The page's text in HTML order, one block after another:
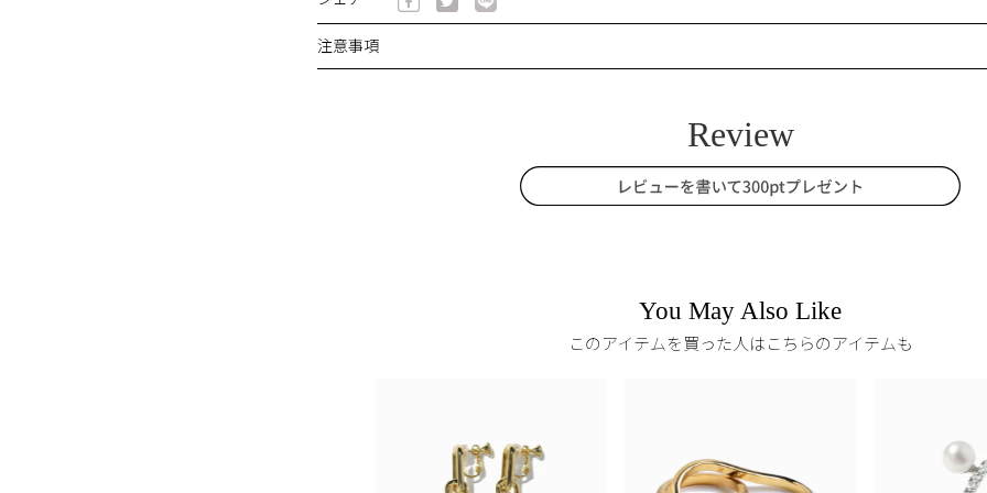
注意事項
You May Also Like
このアイテムを買った人はこちらのアイテムも